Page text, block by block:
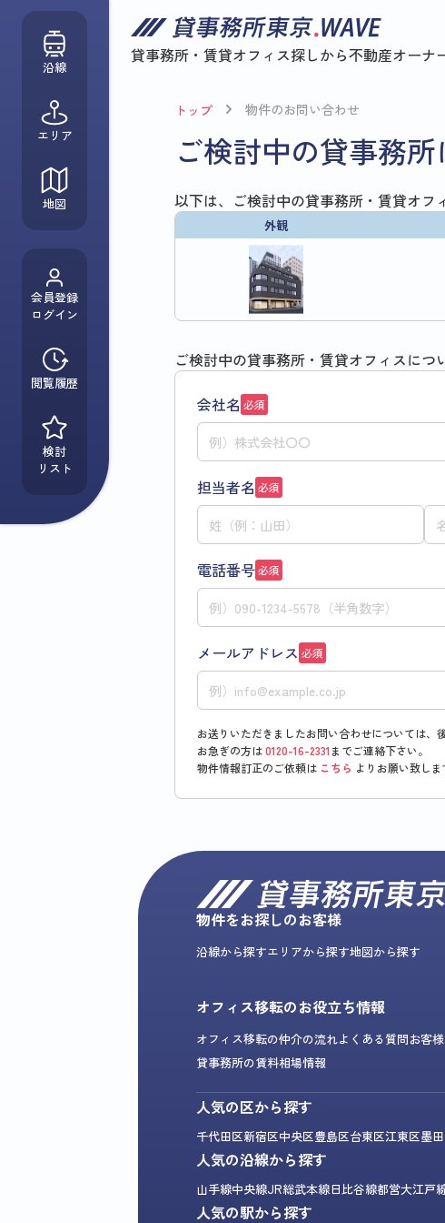
貸事務所・賃貸オフィス探しから不動産オーナ
沿線
エリア
地図
会員登録
ログイン
閲覧履歴
検討
リスト
トップ 物件のお問い合わせ
ご検討中の貸事務
以下は、ご検討中の貸事務所・賃貸オフ
外観
ご検討中の貸事務所・賃貸オフィスにつ
会社名 必須
担当者名 必須
電話番号必須
メールアドレス 必須
お送りいただきましたお問い合わせについては、
お急ぎの方は0120-16-2331 までご連絡下さい。
物件情報訂正のご依頼は こちら よりお願い致しま
物件をお探しのお客様
沿線から探すエリアから探す地図から探す
オフィス移転のお役立ち情報
オフィス移転の仲介の流れよくある質問お客
貸事務所の賃料相場情報
人気の区から探す
千代田区新宿区中央区豊島区台東区江東区墨
人気の沿線から探す
山手線中央線JR総武本線日比谷線都営大江戸
人気の駅から探す